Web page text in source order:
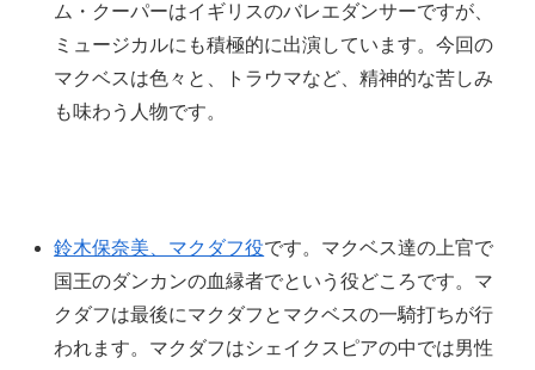
ム・クーパーはイギリスのバレエダンサーですが、
ミュージカルにも積極的に出演しています。今回の
マクベスは色々と、トラウマなど、精神的な苦しみ
も味わう人物です。
鈴木保奈美、マクダフ役です。マクベス達の上官で
国王のダンカンの血縁者でという役どころです。マ
クダフは最後にマクダフとマクベスの一騎打ちが行
われます。マクダフはシェイクスピアの中では男性